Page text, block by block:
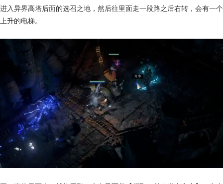
进入异界高塔后面的选召之地，然后往里面走一段路之后右转，会有一个
上升的电梯。